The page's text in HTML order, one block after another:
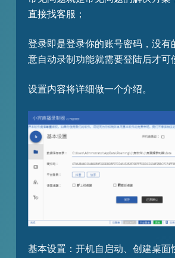
直接找客服；
登录即是登录你的账号密码，没有
意自动录制功能就需要登陆后才可
设置内容将详细做一个介绍。
基本设置：开机自启动、创建桌面